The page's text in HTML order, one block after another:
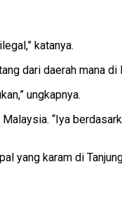
katanya.
dari daerah mana di
ungkapnya.
“Iya
yang karam di